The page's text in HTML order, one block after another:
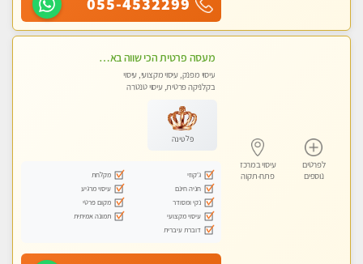
055-4532299
לפרטים
נוספים
עיסוי במרכז
פתח-תקוה
מעסה פרטית הכי שווה באזור המרכז!!!
עיסוי מפנק, עיסוי מקצועי, עיסוי
בקלניקה פרטית, עיסוי טנטרה
פלטינה
ג'קוזי
מקלחת
חניה חינם
עיסוי מרגיע
נקי ומסודר
מקום פרטי
עיסוי מקצועי
תמונה אמיתית
דוברת עיברית